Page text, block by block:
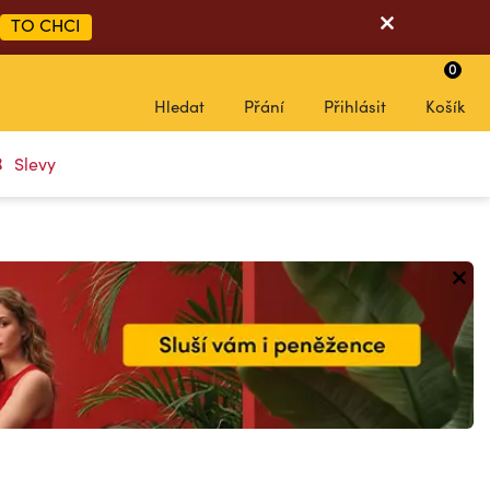
TO CHCI
Slevy
Hledat Přání Přihlásit Košík
0